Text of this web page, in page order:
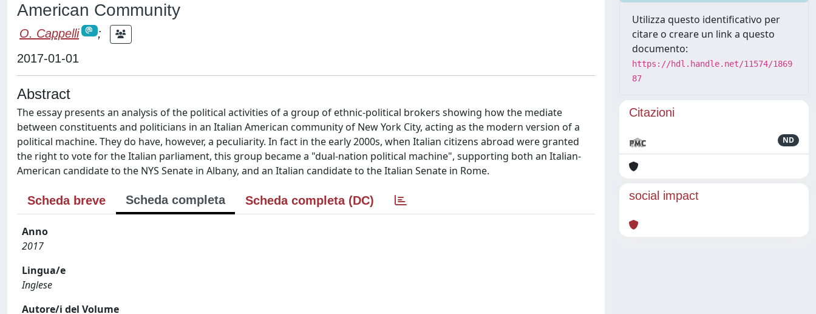
American Community
O. Cappelli
;
2017-01-01
Abstract
The essay presents an analysis of the political activities of a group of ethnic-political brokers showing how the mediate
between constituents and politicians in an Italian American community of New York City, acting as the modern version of a
political machine. They do have, however, a peculiarity. In fact in the early 2000s, when Italian citizens abroad were granted
the right to vote for the Italian parliament, this group became a "dual-nation political machine", supporting both an Italian-
American candidate to the NYS Senate in Albany, and an Italian candidate to the Italian Senate in Rome.
Scheda breve Scheda completa Scheda completa (DC)
Anno
2017
Lingua/e
Inglese
Autore/i del Volume
Utilizza questo identificativo per
citare o creare un link a questo
documento:
https://hdl.handle.net/11574/1869
87
Citazioni
ND
social impact